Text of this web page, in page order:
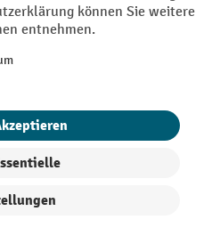
zzgl.Versandkosten und ggf.
anders angegeben.
reicht. Der Rabatt gilt nicht auf
gewährt. Der Gutschein ist 10
Bestellwert von 250,- € online
variiert je nach
Transport, Stapeln und